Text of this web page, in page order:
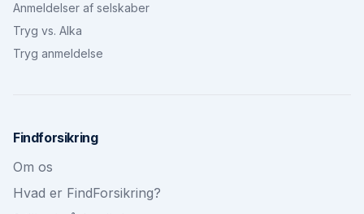
Anmeldelser af selskaber
Tryg vs. Alka
Tryg anmeldelse
Findforsikring
Om os
Hvad er FindForsikring?